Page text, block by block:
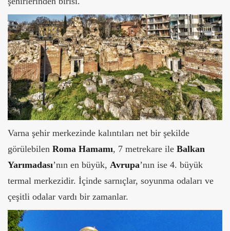
Varna şehir merkezinde kalıntıları net bir şekilde
görülebilen Roma Hamamı, 7 metrekare ile Balkan
Yarımadası’nın en büyük, Avrupa’nın ise 4. büyük
termal merkezidir. İçinde sarnıçlar, soyunma odaları ve
çeşitli odalar vardı bir zamanlar.